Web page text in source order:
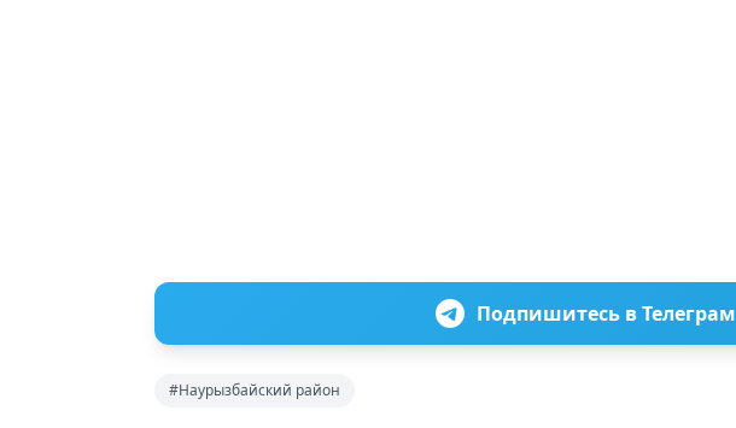
Подпишитесь в Телеграм
#Наурызбайский район